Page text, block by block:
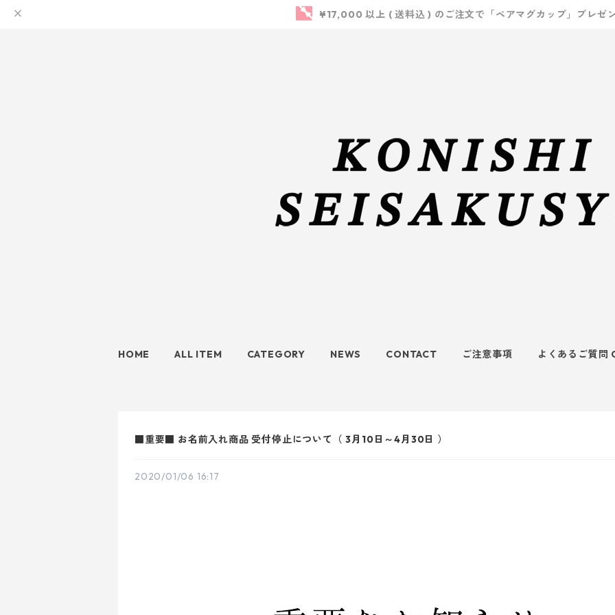
¥17,000 以上 ( 送料込 ) のご注文で「ペアマグカップ」プレゼ
HOME ALL ITEM CATEGORY NEWS CONTACT ご注意事項 よくあるご質問
■重要■ お名前入れ商品 受付停止について（ 3月10日～4月30日 ）
2020/01/06 16:17